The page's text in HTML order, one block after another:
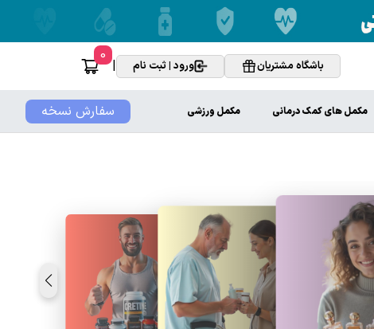
باشگاه مشتریان ورود | ثبت نام |
0
سفارش نسخه مکمل های کمک درمانی مکمل ورزشی